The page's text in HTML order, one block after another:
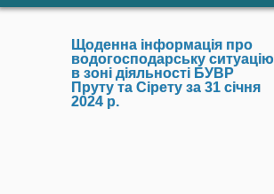
Щоденна інформація про
водогосподарську ситуацію
в зоні діяльності БУВР
Пруту та Сірету за 31 січня
2024 р.